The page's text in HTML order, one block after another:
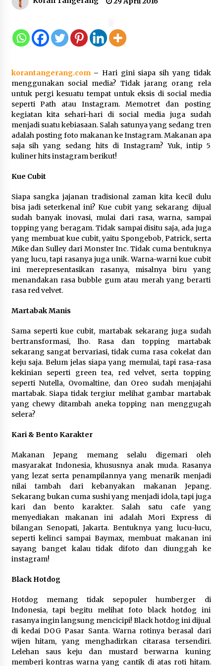
Soekarnoputri Tegaskan
Kepemimpinan Perempuan Bukan
5 Agustus 2026
Jokowi Tetap Disambut Hangat di
NTT, Ahmad Ali: Karya dan
Pengabdiannya Masih Dirasakan
Masyarakat
5 Agustus 2026
Bantuan Rp30 Juta
5 Agustus 2026
Wali Kota Serang Budi Rustandi
Berikan Penghargaan kepada
Pemenang Sayembara Logo HUT ke-
19 Kota Serang
5 Agustus 2026
Kebakaran Akibat Fenomena El Niño
5 Agustus 2026
Pemkot Cilegon Sampaikan
Rancangan KUA PPAS 2027,
Pendapatan Ditarget Rp2,03 Triliun
Melalui Ikrar Napiter, Lapas Cilegon
Dorong Reintegrasi Sosial
Berlandaskan Nilai Kebangsaan
5 Agustus 2026
“Anak Kades Jadi Kaur Keuangan?
Skandal Nepotisme Desa Buaran
Bambu Meledak!”
korantangerang.com– Hari gini siapa sih yang tidak
menggunakan social media? Tidak jarang orang rela
untuk pergi kesuatu tempat untuk eksis di social media
seperti Path atau Instagram. Memotret dan posting
kegiatan kita sehari-hari di social media juga sudah
menjadi suatu kebiasaan. Salah satunya yang sedang tren
adalah posting foto makanan ke Instagram. Makanan apa
saja sih yang sedang hits di Instagram? Yuk, intip 5
kuliner hits instagram berikut!
Kue Cubit
Siapa sangka jajanan tradisional zaman kita kecil dulu
bisa jadi seterkenal ini? Kue cubit yang sekarang dijual
sudah banyak inovasi, mulai dari rasa, warna, sampai
topping yang beragam. Tidak sampai disitu saja, ada juga
yang membuat kue cubit, yaitu Spongebob, Patrick, serta
Mike dan Sulley dari Monster Inc. Tidak cuma bentuknya
yang lucu, tapi rasanya juga unik. Warna-warni kue cubit
ini merepresentasikan rasanya, misalnya biru yang
menandakan rasa bubble gum atau merah yang berarti
rasa red velvet.
Martabak Manis
Sama seperti kue cubit, martabak sekarang juga sudah
bertransformasi, lho. Rasa dan topping martabak
sekarang sangat bervariasi, tidak cuma rasa cokelat dan
keju saja. Belum jelas siapa yang memulai, tapi rasa-rasa
kekinian seperti green tea, red velvet, serta topping
seperti Nutella, Ovomaltine, dan Oreo sudah menjajahi
martabak. Siapa tidak tergiur melihat gambar martabak
yang chewy ditambah aneka topping nan menggugah
selera?
Kari & Bento Karakter
Makanan Jepang memang selalu digemari oleh
masyarakat Indonesia, khususnya anak muda. Rasanya
yang lezat serta penampilannya yang menarik menjadi
nilai tambah dari kebanyakan makanan Jepang.
Sekarang bukan cuma sushi yang menjadi idola, tapi juga
kari dan bento karakter. Salah satu cafe yang
menyediakan makanan ini adalah Mori Express di
bilangan Senopati, Jakarta. Bentuknya yang lucu-lucu,
seperti kelinci sampai Baymax, membuat makanan ini
sayang banget kalau tidak difoto dan diunggah ke
instagram!
Black Hotdog
Hotdog memang tidak sepopuler humberger di
Indonesia, tapi begitu melihat foto black hotdog ini
rasanya ingin langsung mencicipi! Black hotdog ini dijual
di kedai DOG Pasar Santa. Warna rotinya berasal dari
wijen hitam, yang menghadirkan citarasa tersendiri.
Lelehan saus keju dan mustard berwarna kuning
memberi kontras warna yang cantik di atas roti hitam.